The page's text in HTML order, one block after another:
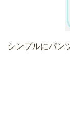
シンプルにパン